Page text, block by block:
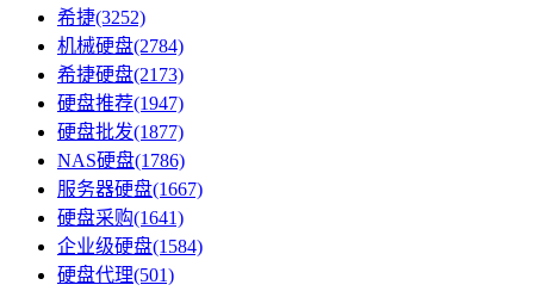
希捷(3252)
机械硬盘(2784)
希捷硬盘(2173)
硬盘推荐(1947)
硬盘批发(1877)
NAS硬盘(1786)
服务器硬盘(1667)
硬盘采购(1641)
企业级硬盘(1584)
硬盘代理(501)